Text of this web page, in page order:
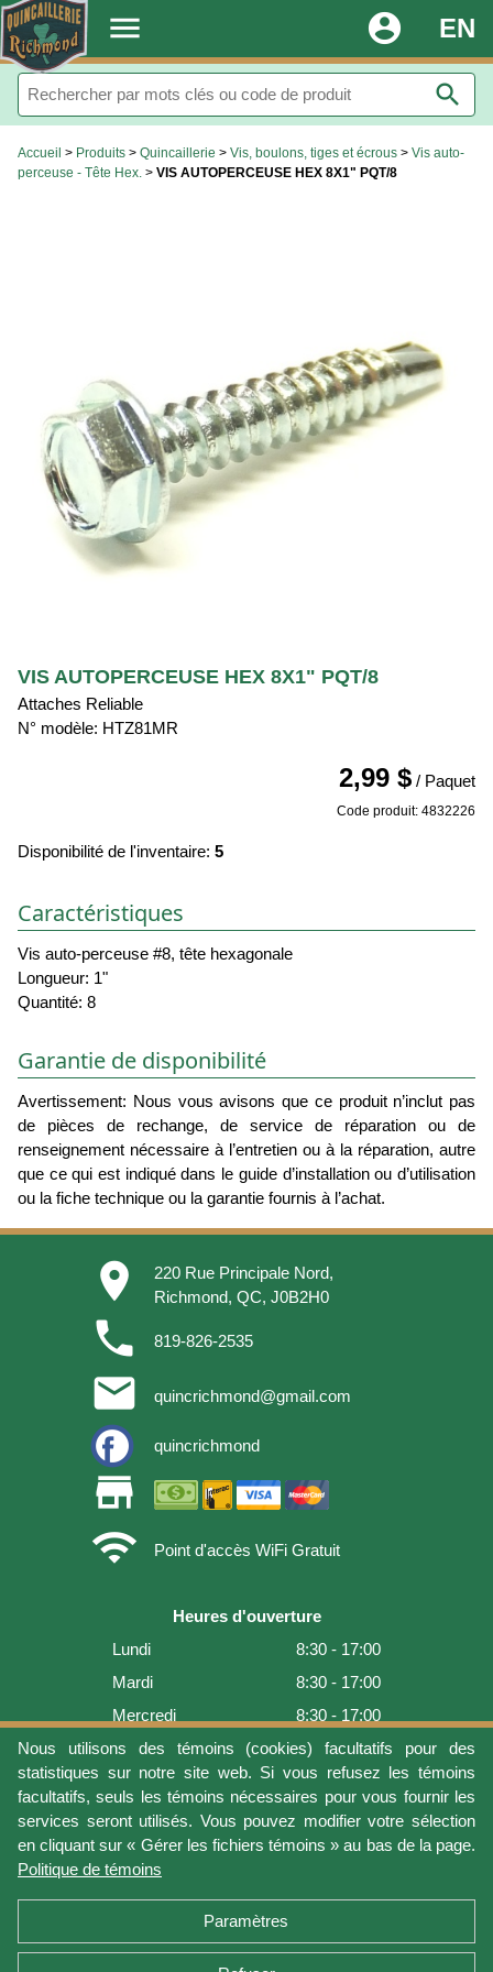
. menu EN
account_circle
search
Nous utilisons des témoins (cookies) facultatifs pour des
statistiques sur notre site web. Si vous refusez les témoins
facultatifs, seuls les témoins nécessaires pour vous fournir les
services seront utilisés. Vous pouvez modifier votre sélection
en cliquant sur « Gérer les fichiers témoins » au bas de la page.
Politique de témoins
Paramètres
Accueil > Produits > Quincaillerie > Vis, boulons, tiges et écrous > Vis auto-
perceuse - Tête Hex. > VIS AUTOPERCEUSE HEX 8X1" PQT/8
VIS AUTOPERCEUSE HEX 8X1" PQT/8
Attaches Reliable
N° modèle: HTZ81MR
2,99 $ / Paquet
Code produit: 4832226
Disponibilité de l'inventaire: 5
Caractéristiques
Vis auto-perceuse #8, tête hexagonale
Longueur: 1"
Quantité: 8
Garantie de disponibilité
Avertissement: Nous vous avisons que ce produit n’inclut pas
de pièces de rechange, de service de réparation ou de
renseignement nécessaire à l’entretien ou à la réparation, autre
que ce qui est indiqué dans le guide d’installation ou d’utilisation
ou la fiche technique ou la garantie fournis à l’achat.
place
220 Rue Principale Nord,
Richmond, QC, J0B2H0
phone 819-826-2535
email quincrichmond@gmail.com
quincrichmond
store
wifi
Point d'accès WiFi Gratuit
Heures d'ouverture
Lundi
8:30 - 17:00
Mardi
8:30 - 17:00
Mercredi
8:30 - 17:00
Jeudi
8:30 - 17:00
Vendredi
8:30 - 17:00
Samedi
9:00 - 16:00
Dimanche
Fermé